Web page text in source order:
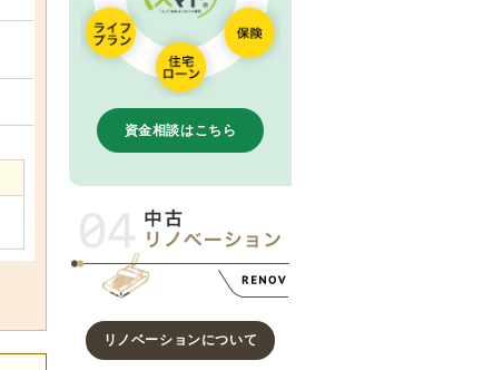
資金相談はこちら
リノベーションについて